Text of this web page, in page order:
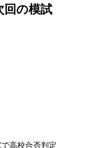
回の模試
高校合否判定